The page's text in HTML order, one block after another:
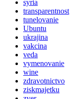
syria
transparentnost
tunelovanie
Ubuntu
ukrajina
vakcina
veda
vymenovanie
wine
zdravotnictvo
ziskmajetku